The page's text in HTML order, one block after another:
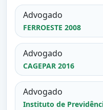
Advogado
FERROESTE 2008
Advogado
CAGEPAR 2016
Advogado
Instituto de